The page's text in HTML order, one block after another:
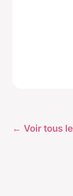
← Voir tous